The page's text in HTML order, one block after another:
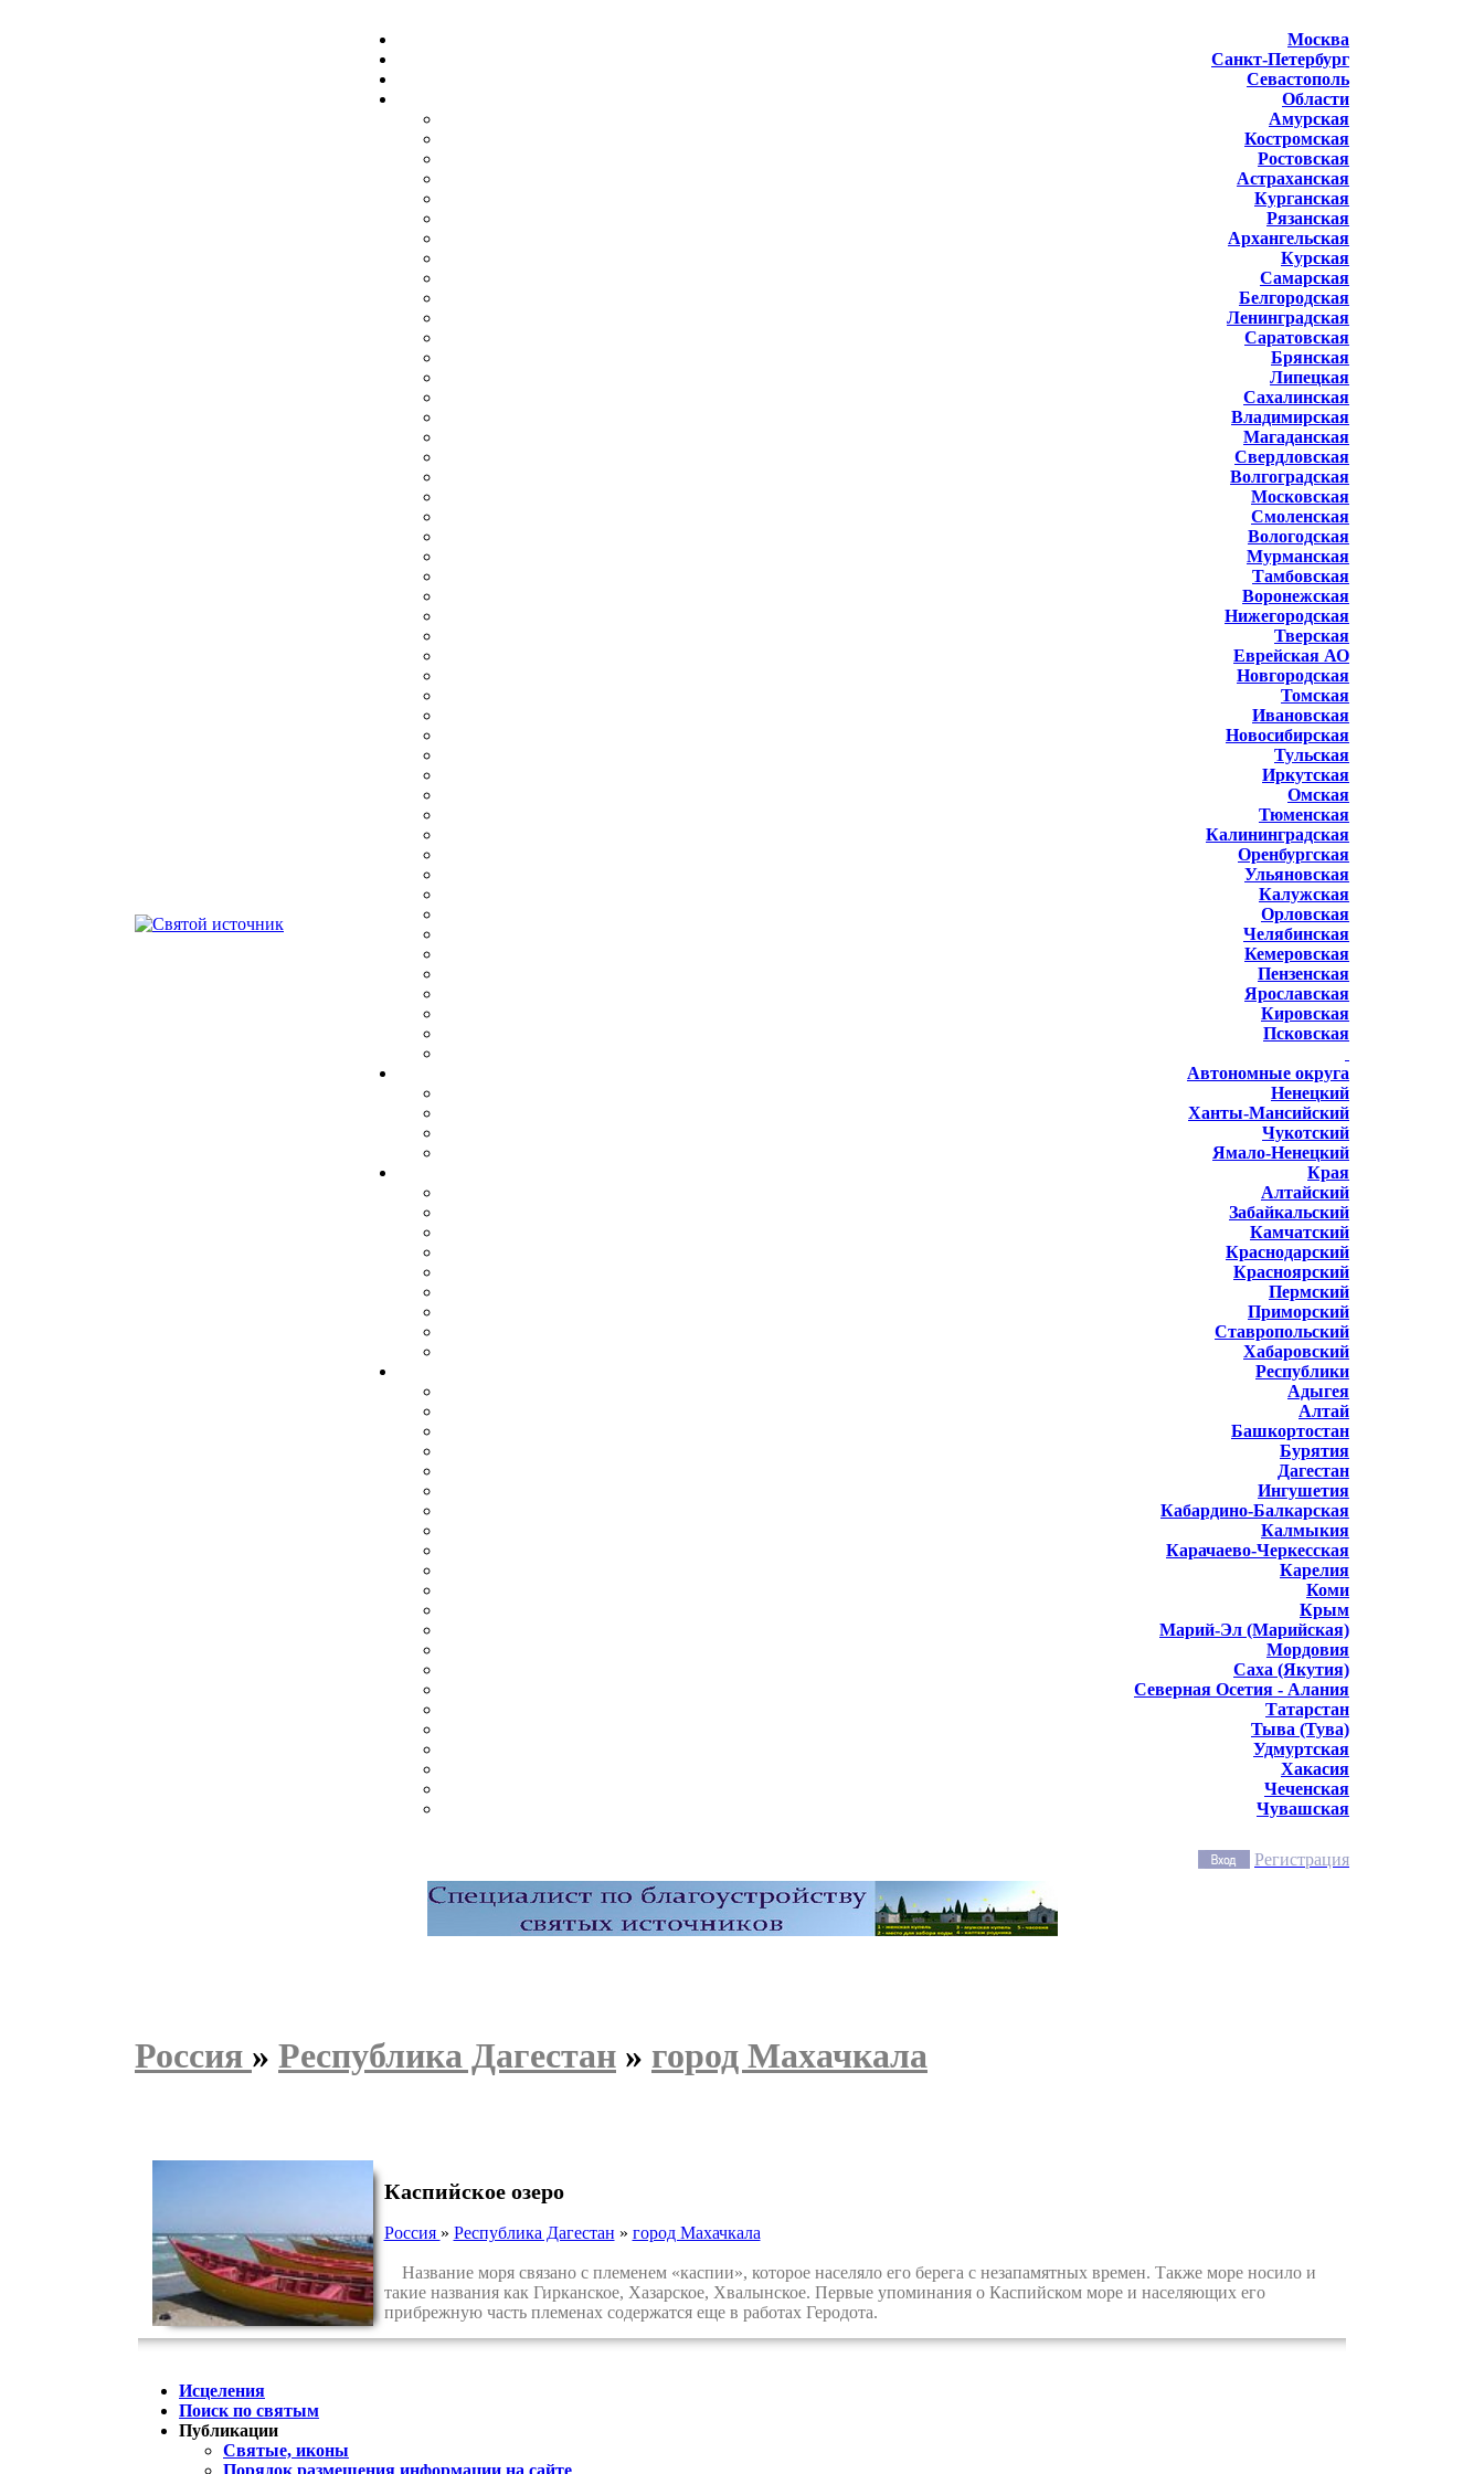
Москва
Санкт-Петербург
Севастополь
Области
Амурская
Костромская
Ростовская
Астраханская
Курганская
Рязанская
Архангельская
Курская
Самарская
Белгородская
Ленинградская
Саратовская
Брянская
Липецкая
Сахалинская
Владимирская
Магаданская
Свердловская
Волгоградская
Московская
Смоленская
Вологодская
Мурманская
Тамбовская
Воронежская
Нижегородская
Тверская
Еврейская АО
Новгородская
Томская
Ивановская
Новосибирская
Тульская
Иркутская
Омская
Тюменская
Калининградская
Оренбургская
Ульяновская
Калужская
Орловская
Челябинская
Кемеровская
Пензенская
Ярославская
Кировская
Псковская
Автономные округа
Ненецкий
Ханты-Мансийский
Чукотский
Ямало-Ненецкий
Края
Алтайский
Забайкальский
Камчатский
Краснодарский
Красноярский
Пермский
Приморский
Ставропольский
Хабаровский
Республики
Адыгея
Алтай
Башкортостан
Бурятия
Дагестан
Ингушетия
Кабардино-Балкарская
Калмыкия
Карачаево-Черкесская
Карелия
Коми
Крым
Марий-Эл (Марийская)
Мордовия
Саха (Якутия)
Северная Осетия - Алания
Татарстан
Тыва (Тува)
Удмуртская
Хакасия
Чеченская
Чувашская
Регистрация
Россия » Республика Дагестан » город Махачкала
Каспийское озеро
Россия » Республика Дагестан » город Махачкала
Название моря связано с племенем «каспии», которое населяло его берега с незапамятных времен. Также море носило и
такие названия как Гирканское, Хазарское, Хвалынское. Первые упоминания о Каспийском море и населяющих его
прибрежную часть племенах содержатся еще в работах Геродота.
Исцеления
Поиск по святым
Публикации
Святые, иконы